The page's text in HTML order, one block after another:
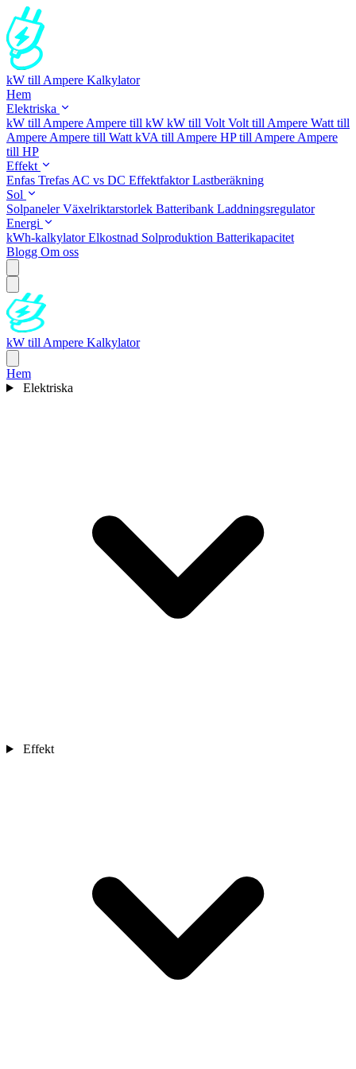
kW till Ampere Kalkylator
Hem
Elektriska
kW till Ampere Ampere till kW kW till Volt Volt till Ampere Watt till
Ampere Ampere till Watt kVA till Ampere HP till Ampere Ampere
till HP
Effekt
Enfas Trefas AC vs DC EffektfaktorLastberäkning
Sol
SolpanelerVäxelriktarstorlek Batteribank Laddningsregulator
Energi
kWh-kalkylatorElkostnad Solproduktion Batterikapacitet
Blogg Om oss
kW till Ampere Kalkylator
Hem
Elektriska
Effekt